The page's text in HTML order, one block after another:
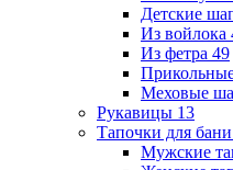
Детские
Из войлока
Из фетра 49
Меховые
Рукавицы 13
Тапочки для бани
Мужские